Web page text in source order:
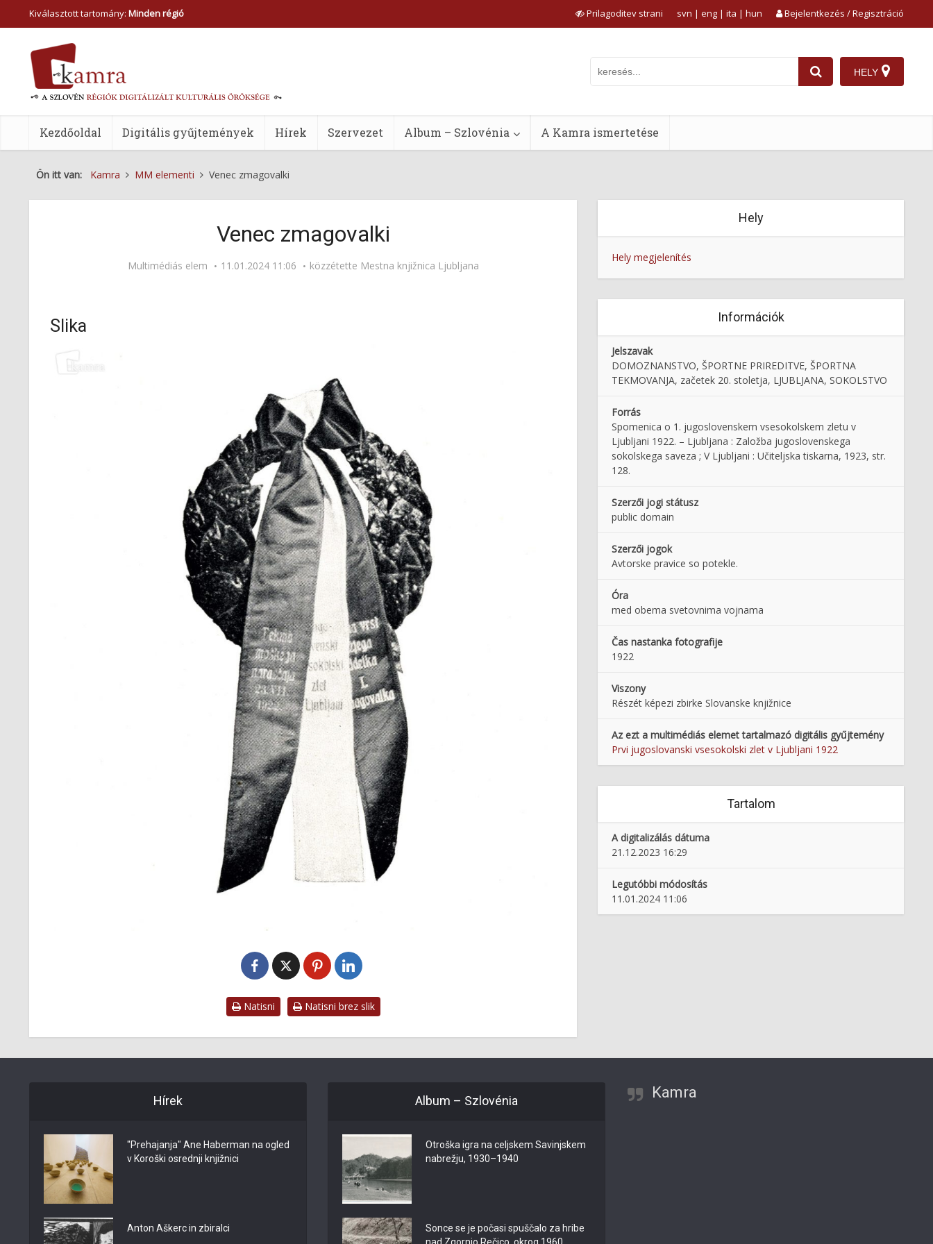
Kiválasztott tartomány: Minden régió Prilagoditev strani Bejelentkezés / Regisztráció
svn | eng | ita | hun
HELY
Kezdőoldal Digitális gyűjtemények Hírek Szervezet Album – Szlovénia A Kamra ismertetése
Ön itt van: Kamra MM elementi Venec zmagovalki
Venec zmagovalki
Multimédiás elem 11.01.2024 11:06 közzétette Mestna knjižnica Ljubljana
Slika
Natisni Natisni brez slik
Hely
Hely megjelenítés
Információk
Jelszavak
DOMOZNANSTVO, ŠPORTNE PRIREDITVE, ŠPORTNA
TEKMOVANJA, začetek 20. stoletja, LJUBLJANA, SOKOLSTVO
Forrás
Spomenica o 1. jugoslovenskem vsesokolskem zletu v
Ljubljani 1922. – Ljubljana : Založba jugoslovenskega
sokolskega saveza ; V Ljubljani : Učiteljska tiskarna, 1923, str.
128.
Szerzői jogi státusz
public domain
Szerzői jogok
Avtorske pravice so potekle.
Óra
med obema svetovnima vojnama
Čas nastanka fotografije
1922
Viszony
Részét képezi zbirke Slovanske knjižnice
Az ezt a multimédiás elemet tartalmazó digitális gyűjtemény
Prvi jugoslovanski vsesokolski zlet v Ljubljani 1922
Tartalom
A digitalizálás dátuma
21.12.2023 16:29
Legutóbbi módosítás
11.01.2024 11:06
Hírek
"Prehajanja" Ane Haberman na ogled
v Koroški osrednji knjižnici
Anton Aškerc in zbiralci
Album – Szlovénia
Otroška igra na celjskem Savinjskem
nabrežju, 1930–1940
Sonce se je počasi spuščalo za hribe
Kamra